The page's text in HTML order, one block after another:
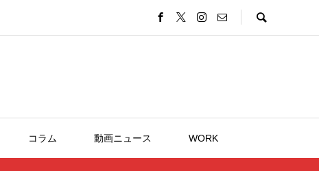
コラム 動画ニュース WORK